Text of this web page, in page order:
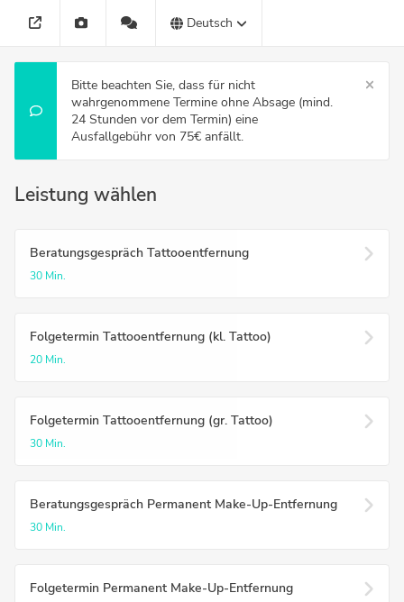
Deutsch
Bitte beachten Sie, dass für nicht
wahrgenommene Termine ohne Absage (mind.
24 Stunden vor dem Termin) eine
Ausfallgebühr von 75€ anfällt.
Leistung wählen
Beratungsgespräch Tattooentfernung
30 Min.
Folgetermin Tattooentfernung (kl. Tattoo)
20 Min.
Folgetermin Tattooentfernung (gr. Tattoo)
30 Min.
Beratungsgespräch Permanent Make-Up-Entfernung
30 Min.
Folgetermin Permanent Make-Up-Entfernung